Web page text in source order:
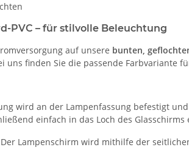
PVC – für stilvolle Beleuchtung
auf unsere bunten,
uns finden Sie die passende Farbvariante
wird an der Lampenfassung befestigt
einfach in das Loch des
Der Lampenschirm wird mithilfe der